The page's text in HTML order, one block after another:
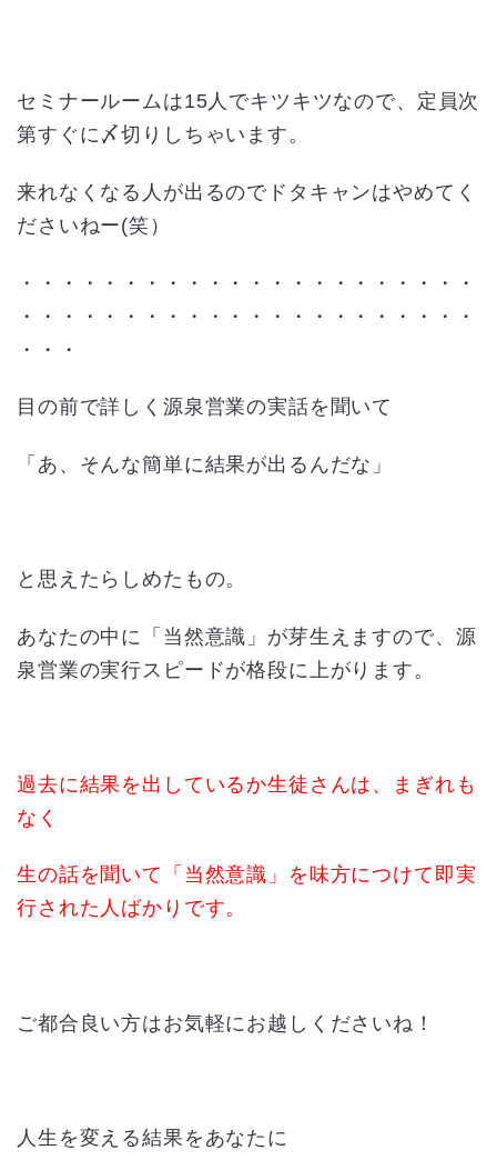
セミナールームは15人でキツキツなので、定員次
第すぐに〆切りしちゃいます。
来れなくなる人が出るのでドタキャンはやめてく
ださいねー(笑）
・・・・・・・・・・・・・・・・・・・・・・
・・・・・・・・・・・・・・・・・・・・・・
・・・
目の前で詳しく源泉営業の実話を聞いて
「あ、そんな簡単に結果が出るんだな」
と思えたらしめたもの。
あなたの中に「当然意識」が芽生えますので、源
泉営業の実行スピードが格段に上がります。
過去に結果を出しているか生徒さんは、まぎれも
なく
生の話を聞いて「当然意識」を味方につけて即実
行された人ばかりです。
ご都合良い方はお気軽にお越しくださいね！
人生を変える結果をあなたに